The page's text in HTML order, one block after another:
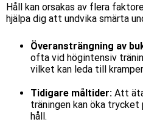
Håll kan orsakas av flera
hjälpa dig att undvika smärta
Överansträngning av
ofta vid högintensiv
vilket kan leda till
Tidigare måltider: Att
träningen kan öka
håll.